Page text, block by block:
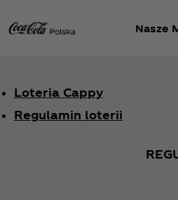
Nasze
Loteria Cappy
Regulamin loterii